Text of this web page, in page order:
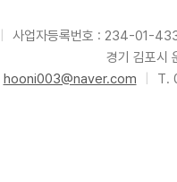
사업자등록번호 : 234-01-
경기 김포시
hooni003@naver.com T.